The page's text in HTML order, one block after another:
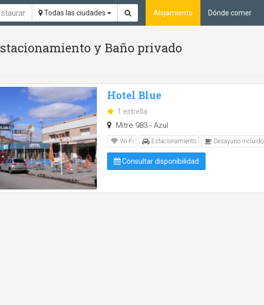
Todas las ciudades Alojamiento Dónde comer
y Baño privado
Hotel Blue
1 estrella
Mitre 983 - Azul
Wi-Fi Estacionamiento Desayuno incluido
Consultar disponibilidad